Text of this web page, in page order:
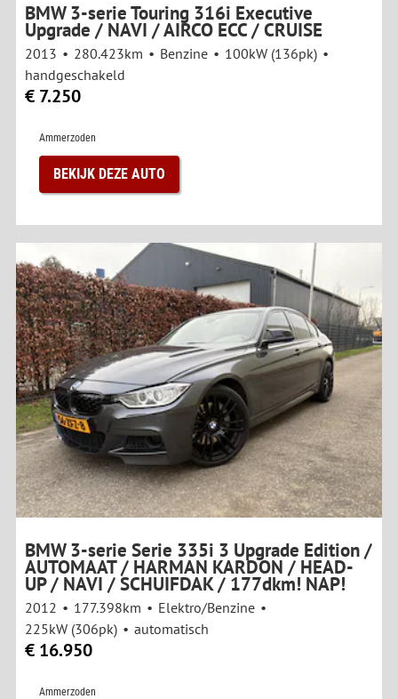
BMW 3-serie Touring 316i Executive
Upgrade / NAVI / AIRCO ECC / CRUISE
2013 280.423km Benzine
100kW (136pk)
handgeschakeld
€ 7.250
Ammerzoden
BEKIJK DEZE AUTO
BMW 3-serie Serie 335i 3 Upgrade Edition /
AUTOMAAT / HARMAN KARDON / HEAD-
UP / NAVI / SCHUIFDAK / 177dkm! NAP!
2012 177.398km
Elektro/Benzine
225kW (306pk)
automatisch
€ 16.950
Ammerzoden